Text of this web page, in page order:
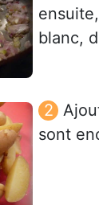
blanc,
sont